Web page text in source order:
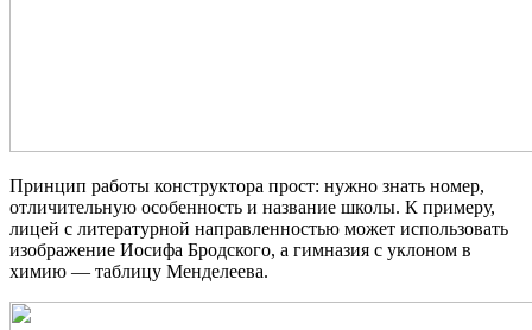
Принцип работы конструктора прост: нужно знать номер,
отличительную особенность и название школы. К примеру,
лицей с литературной направленностью может использовать
изображение Иосифа Бродского, а гимназия с уклоном в
химию — таблицу Менделеева.